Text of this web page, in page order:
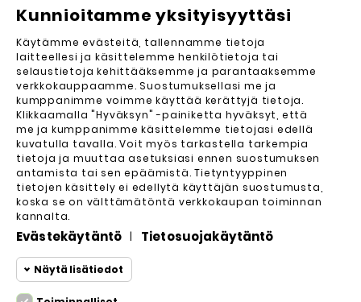
Asiakasarvostelut (0)
Lähetä arvostelu
Arvosteluja ei vielä ole. Haluatko kirjoittaa
ensimmäisen?
Yrityksemme
Asiakastili
Kunnioitamme yksityisyyttäsi
Käytämme evästeitä, tallennamme tietoja
laitteellesi ja käsittelemme henkilötietoja tai
selaustietoja kehittääksemme ja parantaaksemme
verkkokauppaamme. Suostumuksellasi me ja
kumppanimme voimme käyttää kerättyjä tietoja.
Klikkaamalla "Hyväksyn" -painiketta hyväksyt, että
me ja kumppanimme käsittelemme tietojasi edellä
kuvatulla tavalla. Voit myös tarkastella tarkempia
tietoja ja muuttaa asetuksiasi ennen suostumuksen
antamista tai sen epäämistä. Tietyntyyppinen
tietojen käsittely ei edellytä käyttäjän suostumusta,
koska se on välttämätöntä verkkokaupan toiminnan
kannalta.
Evästekäytäntö | Tietosuojakäytäntö
Näytä lisätiedot